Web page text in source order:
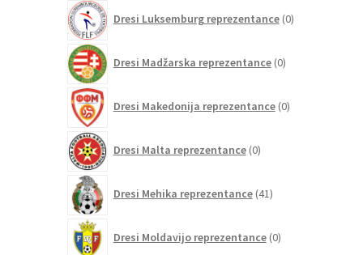
Dresi Luksemburg reprezentance 0izdelkov
Dresi Madžarska reprezentance 0izdelkov
Dresi Makedonija reprezentance 0izdelkov
Dresi Malta reprezentance 0izdelkov
Dresi Mehika reprezentance 41izdelkov
Dresi Moldavijo reprezentance 0izdelkov